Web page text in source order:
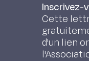
Inscrivez-
Cette
d'un lien